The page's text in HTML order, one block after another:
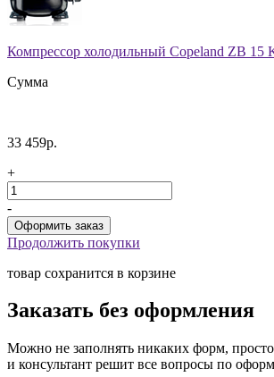
Компрессор холодильный Copeland ZB 15
Сумма
33 459р.
+
-
Продолжить покупки
товар сохранится в корзине
Заказать без оформления
Можно не заполнять никаких форм, просто
и консультант решит все вопросы по